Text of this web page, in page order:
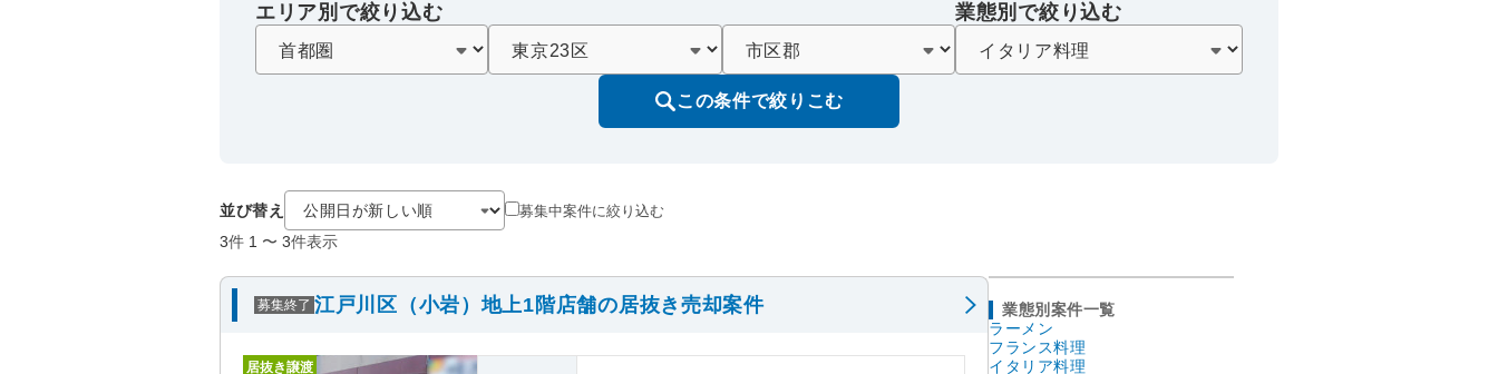
エリア別で絞り込む 業態別で絞り込む
この条件で絞りこむ
並び替え 募集中案件に絞り込む
3件 1 〜 3件表示
募集終了 江戸川区（小岩）地上1階店舗の居抜き売却案件
居抜き譲渡
業態別案件一覧
ラーメン
フランス料理
イタリア料理